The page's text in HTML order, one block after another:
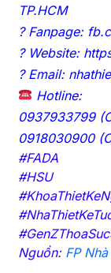
TP.HCM
? Fanpage:
? Website:
? Email:
Hotline:
0937933799
0918030900
#FADA
#HSU
Nguồn: FP